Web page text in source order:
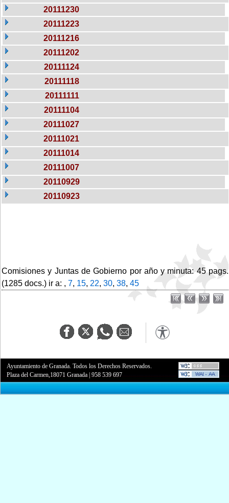
20111230
20111223
20111216
20111202
20111124
20111118
20111111
20111104
20111027
20111021
20111014
20111007
20110929
20110923
Comisiones y Juntas de Gobierno por año y minuta: 45 pags.
(1285 docs.) ir a: , 7, 15, 22, 30, 38, 45
Ayuntamiento de Granada. Todos los Derechos Reservados.
Plaza del Carmen,18071 Granada |958 539 697